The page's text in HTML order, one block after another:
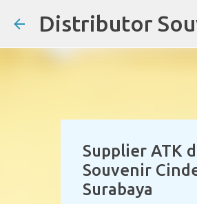
Supplier ATK
Souvenir
Surabaya